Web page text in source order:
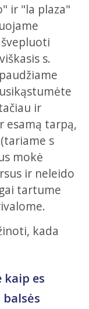
ir "la plaza"
s.
ir
esamą tarpą,
s
mokė
ir neleido
tartume
kada
kaip es